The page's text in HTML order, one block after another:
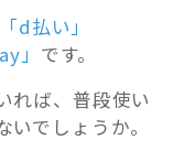
d払い」
」 です。
れば、普段使い
でしょうか。